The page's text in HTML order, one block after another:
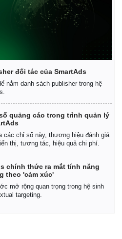
Giá vàng
Chứng khoán
Giá cà phê
đối tác của SmartAds
nắm danh sách publisher trong hệ
quảng cáo trong trình quản lý
các chỉ số này, thương hiệu đánh giá
thị, tương tác, hiệu quả chi phí.
chính thức ra mắt tính năng
theo 'cảm xúc'
mở rộng quan trọng trong hệ sinh
targeting.